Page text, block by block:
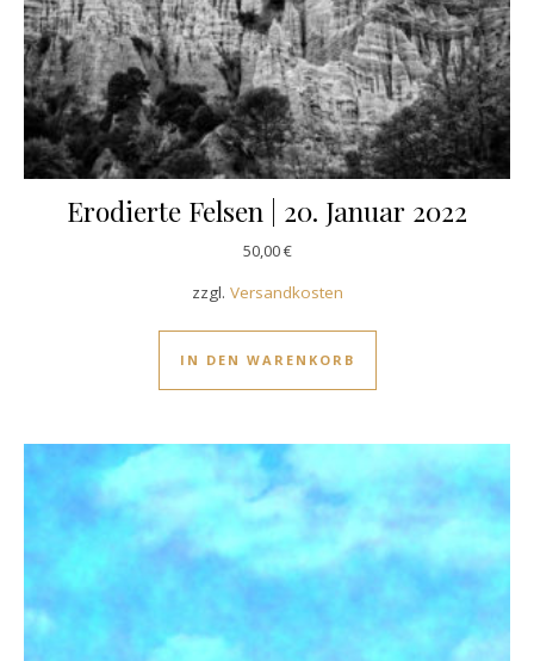
Erodierte Felsen | 20. Januar 2022
50,00€
zzgl. Versandkosten
IN DEN WARENKORB